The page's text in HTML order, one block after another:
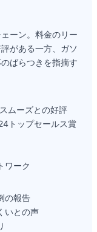
ーン。料金のリー
がある一方、ガソ
ばらつきを指摘す
ムーズとの好評
トップセールス賞
ワーク
の報告
いとの声